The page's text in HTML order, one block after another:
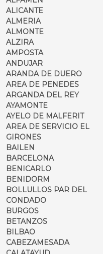
ALICANTE
ALMERIA
ALMONTE
ALZIRA
AMPOSTA
ANDUJAR
ARANDA DE DUERO
AREA DE PENEDES
ARGANDA DEL REY
AYAMONTE
AYELO DE MALFERIT
AREA DE SERVICIO EL
GIRONES
BAILEN
BARCELONA
BENICARLO
BENIDORM
BOLLULLOS PAR DEL
CONDADO
BURGOS
BETANZOS
BILBAO
CABEZAMESADA